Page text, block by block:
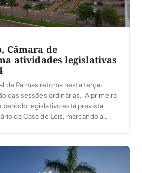
Câmara de
atividades legislativas
de Palmas retoma nesta terça-
das sessões ordinárias. A primeira
período legislativo está prevista
da Casa de Leis, marcando a
previsto no […]